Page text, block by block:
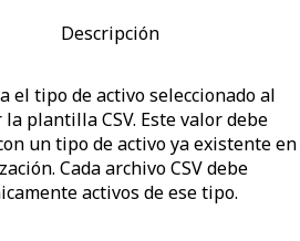
Descripción
el tipo de activo seleccionado al
la plantilla CSV. Este valor debe
un tipo de activo ya existente en
Cada archivo CSV debe
activos de ese tipo.